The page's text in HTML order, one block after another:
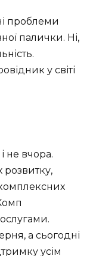
проблеми
палички. Ні,
у світі
не вчора.
а сьогодні
усім